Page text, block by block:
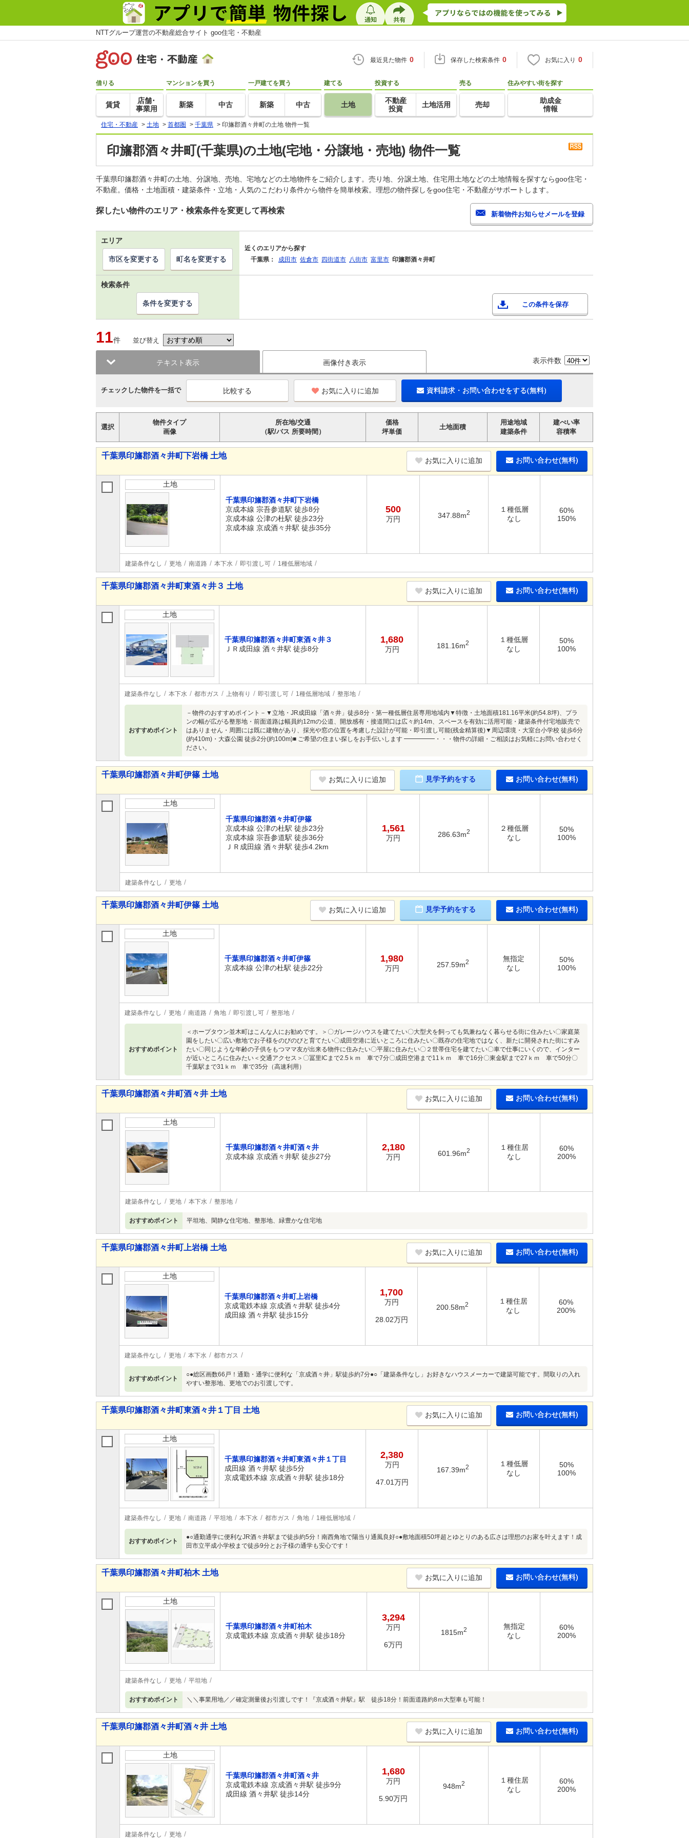
NTTグループ運営の不動産総合サイト goo住宅・不動産
最近見た物件 0 保存した検索条件 0 お気に入り 0
借りる
賃貸
店舗･
事業用
マンションを買う
新築 中古
一戸建てを買う
新築 中古
建てる
土地
投資する
不動産
投資
土地活用
売る
売却
住みやすい街を探す
助成金
情報
住宅・不動産 > 土地 > 首都圏 > 千葉県 > 印旛郡酒々井町の土地 物件一覧
印旛郡酒々井町(千葉県)の土地(宅地・分譲地・売地) 物件一覧
千葉県印旛郡酒々井町の土地、分譲地、売地、宅地などの土地物件をご紹介します。売り地、分譲土地、住宅用土地などの土地情報を探すならgoo住宅・
不動産。価格・土地面積・建築条件・立地・人気のこだわり条件から物件を簡単検索。理想の物件探しをgoo住宅・不動産がサポートします。
探したい物件のエリア・検索条件を変更して再検索
エリア
近くのエリアから探す
千葉県：
成田市 佐倉市 四街道市 八街市 富里市 印旛郡酒々井町
市区を変更する 町名を変更する
検索条件
この条件を保存
条件を変更する
11件 並び替え
テキスト表示 画像付き表示 表示件数
チェックした物件を一括で お気に入りに追加 資料請求・お問い合わせをする(無料)
選択
物件タイプ
画像
所在地/交通
（駅/バス 所要時間）
価格
坪単価
土地面積
用途地域
建築条件
建ぺい率
容積率
千葉県印旛郡酒々井町下岩橋 土地
お気に入りに追加 お問い合わせ(無料)
土地
千葉県印旛郡酒々井町下岩橋
京成本線 宗吾参道駅 徒歩8分
京成本線 公津の杜駅 徒歩23分
京成本線 京成酒々井駅 徒歩35分
500
万円 347.88m2
１種低層
なし
60%
150%
建築条件なし 更地 南道路 本下水 即引渡し可 1種低層地域
千葉県印旛郡酒々井町東酒々井３ 土地
お気に入りに追加 お問い合わせ(無料)
土地
千葉県印旛郡酒々井町東酒々井３
ＪＲ成田線 酒々井駅 徒歩8分
1,680
万円 181.16m2
１種低層
なし
50%
100%
建築条件なし 本下水 都市ガス 上物有り 即引渡し可 1種低層地域 整形地
おすすめポイント
－物件のおすすめポイント－▼立地・JR成田線「酒々井」徒歩8分・第一種低層住居専用地域内▼特徴・土地面積181.16平米(約54.8坪)、プラ
ンの幅が広がる整形地・前面道路は幅員約12mの公道、開放感有・接道間口は広々約14m、スペースを有効に活用可能・建築条件付宅地販売で
はありません・周囲には既に建物があり、採光や窓の位置を考慮した設計が可能・即引渡し可能(残金精算後)▼周辺環境・大室台小学校 徒歩6分
(約410m)・大森公園 徒歩2分(約100m)■ ご希望の住まい探しをお手伝いします ━━━━━・・・物件の詳細・ご相談はお気軽にお問い合わせく
ださい。
千葉県印旛郡酒々井町伊篠 土地
お気に入りに追加 見学予約をする お問い合わせ(無料)
土地
千葉県印旛郡酒々井町伊篠
京成本線 公津の杜駅 徒歩23分
京成本線 宗吾参道駅 徒歩36分
ＪＲ成田線 酒々井駅 徒歩4.2km
1,561
万円 286.63m2
２種低層
なし
50%
100%
建築条件なし 更地
千葉県印旛郡酒々井町伊篠 土地
お気に入りに追加 見学予約をする お問い合わせ(無料)
土地
千葉県印旛郡酒々井町伊篠
京成本線 公津の杜駅 徒歩22分
1,980
万円 257.59m2
無指定
なし
50%
100%
建築条件なし 更地 南道路 角地 即引渡し可 整形地
おすすめポイント
＜ホープタウン並木町はこんな人にお勧めです。＞〇ガレージハウスを建てたい〇大型犬を飼っても気兼ねなく暮らせる街に住みたい〇家庭菜
園をしたい〇広い敷地でお子様をのびのびと育てたい〇成田空港に近いところに住みたい〇既存の住宅地ではなく、新たに開発された街にすみ
たい〇同じような年齢の子供をもつママ友が出来る物件に住みたい〇平屋に住みたい〇２世帯住宅を建てたい〇車で仕事にいくので、インター
が近いところに住みたい＜交通アクセス＞〇冨里ICまで2.5ｋｍ 車で7分〇成田空港まで11ｋｍ 車で16分〇東金駅まで27ｋｍ 車で50分〇
千葉駅まで31ｋｍ 車で35分（高速利用）
千葉県印旛郡酒々井町酒々井 土地
お気に入りに追加 お問い合わせ(無料)
土地
千葉県印旛郡酒々井町酒々井
京成本線 京成酒々井駅 徒歩27分
2,180
万円 601.96m2
１種住居
なし
60%
200%
建築条件なし 更地 本下水 整形地
おすすめポイント 平坦地、閑静な住宅地、整形地、緑豊かな住宅地
千葉県印旛郡酒々井町上岩橋 土地
お気に入りに追加 お問い合わせ(無料)
土地
千葉県印旛郡酒々井町上岩橋
京成電鉄本線 京成酒々井駅 徒歩4分
成田線 酒々井駅 徒歩15分
1,700
万円
28.02万円
200.58m2
１種住居
なし
60%
200%
建築条件なし 更地 本下水 都市ガス
おすすめポイント
○●総区画数66戸！通勤・通学に便利な「京成酒々井」駅徒歩約7分●○「建築条件なし」お好きなハウスメーカーで建築可能です。間取りの入れ
やすい整形地、更地でのお引渡しです。
千葉県印旛郡酒々井町東酒々井１丁目 土地
お気に入りに追加 お問い合わせ(無料)
土地
千葉県印旛郡酒々井町東酒々井１丁目
成田線 酒々井駅 徒歩5分
京成電鉄本線 京成酒々井駅 徒歩18分
2,380
万円
47.01万円
167.39m2
１種低層
なし
50%
100%
建築条件なし 更地 南道路 平坦地 本下水 都市ガス 角地 1種低層地域
おすすめポイント
●○通勤通学に便利なJR酒々井駅まで徒歩約5分！南西角地で陽当り通風良好○●敷地面積50坪超とゆとりのある広さは理想のお家を叶えます！成
田市立平成小学校まで徒歩9分とお子様の通学も安心です！
千葉県印旛郡酒々井町柏木 土地
お気に入りに追加 お問い合わせ(無料)
土地
千葉県印旛郡酒々井町柏木
京成電鉄本線 京成酒々井駅 徒歩18分
3,294
万円
6万円
1815m2
無指定
なし
60%
200%
建築条件なし 更地 平坦地
おすすめポイント ＼＼事業用地／／確定測量後お引渡しです！『京成酒々井駅』駅 徒歩18分！前面道路約8ｍ大型車も可能！
千葉県印旛郡酒々井町酒々井 土地
お気に入りに追加 お問い合わせ(無料)
土地
千葉県印旛郡酒々井町酒々井
京成電鉄本線 京成酒々井駅 徒歩9分
成田線 酒々井駅 徒歩14分
1,680
万円
5.90万円
948m2
１種住居
なし
60%
200%
建築条件なし 更地